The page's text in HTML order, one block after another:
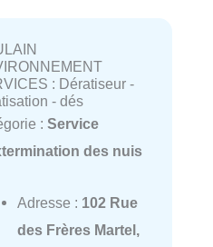
: Dératiseur -
- dés
: Service
des nuis
Adresse : 102 Rue
des Frères Martel,